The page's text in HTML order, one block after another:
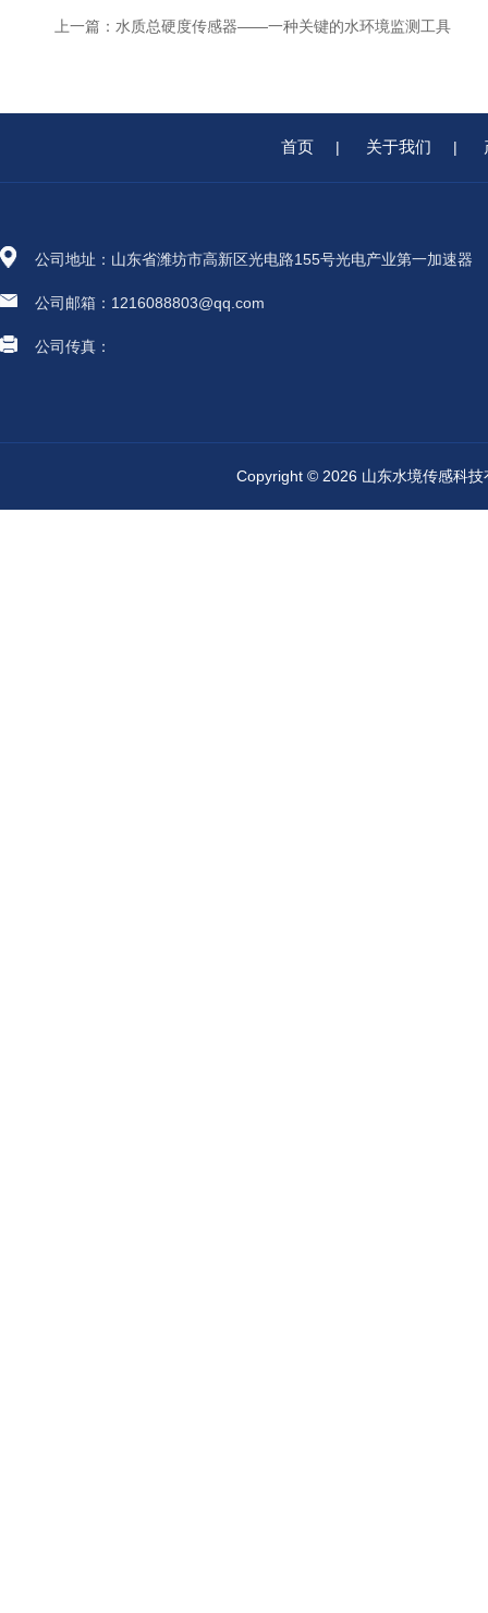
上一篇： 水质总硬度传感器——一种关键的水环境监测工具
首页 | 关于我们 |
公司地址：山东省潍坊市高新区光电路155号光电产业第一加速器
公司邮箱：1216088803@qq.com
公司传真：
Copyright © 2026 山东水境传感科